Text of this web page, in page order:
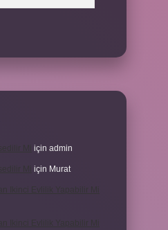
için admin
için Murat